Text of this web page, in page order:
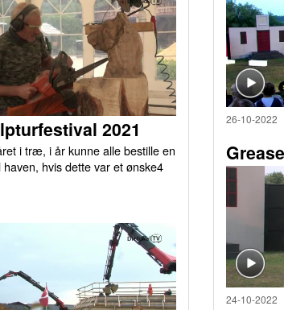
2021
i træ, i år kunne alle bestille en
hvis dette var et ønske4
26-10-2022
24-10-2022